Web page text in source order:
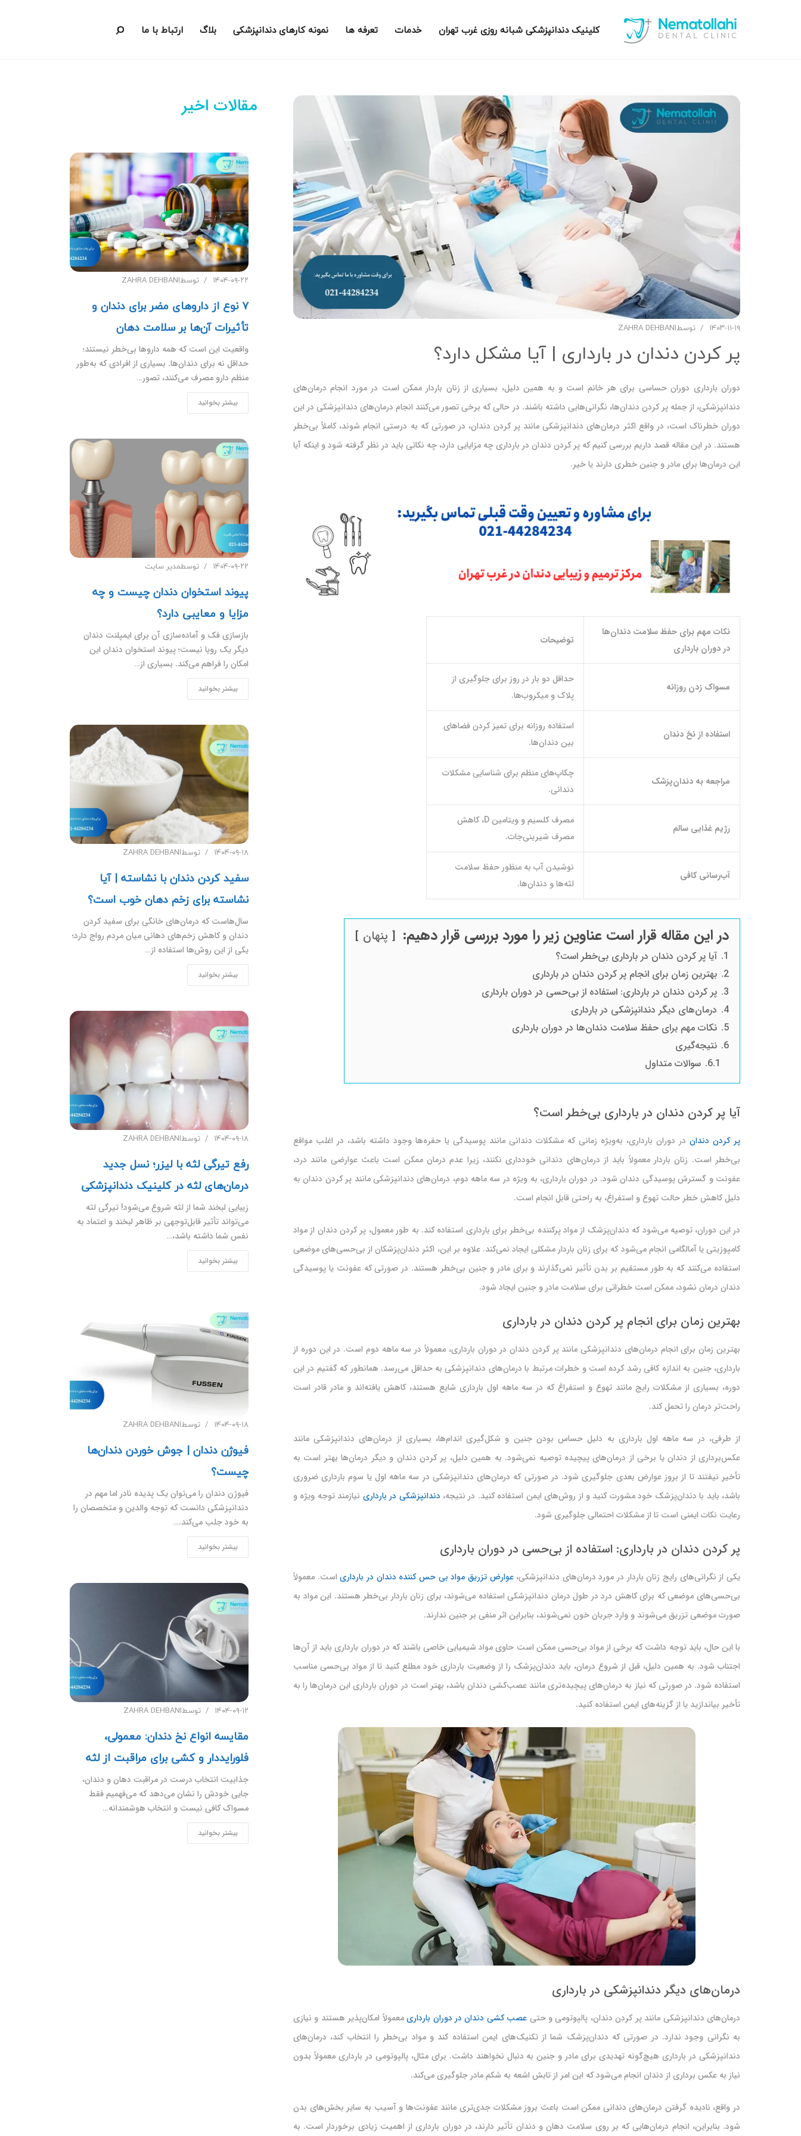
کلینیک دندانپزشکی شبانه روزی غرب تهران خدمات تعرفه ها نمونه کارهای دندانپزشکی بلاگ ارتباط با ما
۱۴۰۳-۱۱-۱۹ توسطZAHRA DEHBANI
پر کردن دندان در بارداری | آیا مشکل دارد؟
دوران بارداری دوران حساسی برای هر خانم است و به همین دلیل، بسیاری از زنان باردار ممکن است در مورد انجام درمان‌های
دندانپزشکی، از جمله پر کردن دندان‌ها، نگرانی‌هایی داشته باشند. در حالی که برخی تصور می‌کنند انجام درمان‌های دندانپزشکی در این
دوران خطرناک است، در واقع اکثر درمان‌های دندانپزشکی مانند پر کردن دندان، در صورتی که به درستی انجام شوند، کاملاً بی‌خطر
هستند. در این مقاله قصد داریم بررسی کنیم که پر کردن دندان در بارداری چه مزایایی دارد، چه نکاتی باید در نظر گرفته شود و اینکه آیا
این درمان‌ها برای مادر و جنین خطری دارند یا خیر.
نکات مهم برای حفظ سلامت دندان‌ها
در دوران بارداری
توضیحات
مسواک زدن روزانه
حداقل دو بار در روز برای جلوگیری از
پلاک و میکروب‌ها.
استفاده از نخ دندان
استفاده روزانه برای تمیز کردن فضاهای
بین دندان‌ها.
مراجعه به دندان‌پزشک
چکاپ‌های منظم برای شناسایی مشکلات
دندانی.
رژیم غذایی سالم
مصرف کلسیم و ویتامین D، کاهش
مصرف شیرینی‌جات.
آب‌رسانی کافی
نوشیدن آب به منظور حفظ سلامت
لثه‌ها و دندان‌ها.
در این مقاله قرار است عناوین زیر را مورد بررسی قرار دهیم: پنهان
1. آیا پر کردن دندان در بارداری بی‌خطر است؟
2. بهترین زمان برای انجام پر کردن دندان در بارداری
3. پر کردن دندان در بارداری: استفاده از بی‌حسی در دوران بارداری
4. درمان‌های دیگر دندانپزشکی در بارداری
5. نکات مهم برای حفظ سلامت دندان‌ها در دوران بارداری
6. نتیجه‌گیری
6.1. سوالات متداول
آیا پر کردن دندان در بارداری بی‌خطر است؟
پر کردن دندان در دوران بارداری، به‌ویژه زمانی که مشکلات دندانی مانند پوسیدگی یا حفره‌ها وجود داشته باشد، در اغلب مواقع
بی‌خطر است. زنان باردار معمولاً باید از درمان‌های دندانی خودداری نکنند، زیرا عدم درمان ممکن است باعث عوارضی مانند درد،
عفونت و گسترش پوسیدگی دندان شود. در دوران بارداری، به ویژه در سه ماهه دوم، درمان‌های دندانپزشکی مانند پر کردن دندان به
دلیل کاهش خطر حالت تهوع و استفراغ، به راحتی قابل انجام است.
در این دوران، توصیه می‌شود که دندان‌پزشک از مواد پرکننده بی‌خطر برای بارداری استفاده کند. به طور معمول، پر کردن دندان از مواد
کامپوزیتی یا آمالگامی انجام می‌شود که برای زنان باردار مشکلی ایجاد نمی‌کند. علاوه بر این، اکثر دندان‌پزشکان از بی‌حسی‌های موضعی
استفاده می‌کنند که به طور مستقیم بر بدن تأثیر نمی‌گذارند و برای مادر و جنین بی‌خطر هستند. در صورتی که عفونت یا پوسیدگی
دندان درمان نشود، ممکن است خطراتی برای سلامت مادر و جنین ایجاد شود.
بهترین زمان برای انجام پر کردن دندان در بارداری
بهترین زمان برای انجام درمان‌های دندانپزشکی مانند پر کردن دندان در دوران بارداری، معمولاً در سه ماهه دوم است. در این دوره از
بارداری، جنین به اندازه کافی رشد کرده است و خطرات مرتبط با درمان‌های دندانپزشکی به حداقل می‌رسد. همانطور که گفتیم در این
دوره، بسیاری از مشکلات رایج مانند تهوع و استفراغ که در سه ماهه اول بارداری شایع هستند، کاهش یافته‌اند و مادر قادر است
راحت‌تر درمان را تحمل کند.
از طرفی، در سه ماهه اول بارداری به دلیل حساس بودن جنین و شکل‌گیری اندام‌ها، بسیاری از درمان‌های دندانپزشکی مانند
عکس‌برداری از دندان یا برخی از درمان‌های پیچیده توصیه نمی‌شود. به همین دلیل، پر کردن دندان و دیگر درمان‌ها بهتر است به
تأخیر نیفتند تا از بروز عوارض بعدی جلوگیری شود. در صورتی که درمان‌های دندانپزشکی در سه ماهه اول یا سوم بارداری ضروری
باشد، باید با دندان‌پزشک خود مشورت کنید و از روش‌های ایمن استفاده کنید. در نتیجه، دندانپزشکی در بارداری نیازمند توجه ویژه و
رعایت نکات ایمنی است تا از مشکلات احتمالی جلوگیری شود.
پر کردن دندان در بارداری: استفاده از بی‌حسی در دوران بارداری
یکی از نگرانی‌های رایج زنان باردار در مورد درمان‌های دندانپزشکی،عوارض تزریق مواد بی حس کننده دندان در بارداریاست. معمولاً
بی‌حسی‌های موضعی که برای کاهش درد در طول درمان دندانپزشکی استفاده می‌شوند، برای زنان باردار بی‌خطر هستند. این مواد به
صورت موضعی تزریق می‌شوند و وارد جریان خون نمی‌شوند، بنابراین اثر منفی بر جنین ندارند.
با این حال، باید توجه داشت که برخی از مواد بی‌حسی ممکن است حاوی مواد شیمیایی خاصی باشند که در دوران بارداری باید از آن‌ها
اجتناب شود. به همین دلیل، قبل از شروع درمان، باید دندان‌پزشک را از وضعیت بارداری خود مطلع کنید تا از مواد بی‌حسی مناسب
استفاده شود. در صورتی که نیاز به درمان‌های پیچیده‌تری مانند عصب‌کشی دندان باشد، بهتر است در دوران بارداری این درمان‌ها را به
تأخیر بیاندازید یا از گزینه‌های ایمن استفاده کنید.
درمان‌های دیگر دندانپزشکی در بارداری
درمان‌های دندانپزشکی مانند پر کردن دندان، پالپوتومی و حتی عصب‌ کشی دندان در دوران بارداریمعمولاً امکان‌پذیر هستند و نیازی
به نگرانی وجود ندارد. در صورتی که دندان‌پزشک شما از تکنیک‌های ایمن استفاده کند و مواد بی‌خطر را انتخاب کند، درمان‌های
دندانپزشکی در بارداری هیچ‌گونه تهدیدی برای مادر و جنین به دنبال نخواهند داشت. برای مثال، پالپوتومی در بارداری معمولاً بدون
نیاز به عکس‌ برداری از دندان انجام می‌شود که این امر از تابش اشعه به شکم مادر جلوگیری می‌کند.
در واقع، نادیده گرفتن درمان‌های دندانی ممکن است باعث بروز مشکلات جدی‌تری مانند عفونت‌ها و آسیب به سایر بخش‌های بدن
شود. بنابراین، انجام درمان‌هایی که بر روی سلامت دهان و دندان تأثیر دارند، در دوران بارداری از اهمیت زیادی برخوردار است. به
مقالات اخیر
۱۴۰۴-۰۹-۲۲ توسطZAHRA DEHBANI
۷ نوع از داروهای مضر برای دندان و
تأثیرات آن‌ها بر سلامت دهان
واقعیت این است که همه داروها بی‌خطر نیستند؛
حداقل نه برای دندان‌ها. بسیاری از افرادی که به‌طور
منظم دارو مصرف می‌کنند، تصور…
بیشتر بخوانید
۱۴۰۴-۰۹-۲۲ توسطمدیر سایت
پیوند استخوان دندان چیست و چه
مزایا و معایبی دارد؟
بازسازی فک و آماده‌سازی آن برای ایمپلنت دندان
دیگر یک رویا نیست؛ پیوند استخوان دندان این
امکان را فراهم می‌کند. بسیاری از…
بیشتر بخوانید
۱۴۰۴-۰۹-۱۸ توسطZAHRA DEHBANI
سفید کردن دندان با نشاسته | آیا
نشاسته برای زخم دهان خوب است؟
سال‌هاست که درمان‌های خانگی برای سفید کردن
دندان و کاهش زخم‌های دهانی میان مردم رواج دارد؛
یکی از این روش‌ها استفاده از…
بیشتر بخوانید
۱۴۰۴-۰۹-۱۸ توسطZAHRA DEHBANI
رفع تیرگی لثه با لیزر؛ نسل جدید
درمان‌های لثه در کلینیک دندانپزشکی
زیبایی لبخند شما از لثه شروع می‌شود! تیرگی لثه
می‌تواند تأثیر قابل‌توجهی بر ظاهر لبخند و اعتماد به
نفس شما داشته باشد،…
بیشتر بخوانید
۱۴۰۴-۰۹-۱۸ توسطZAHRA DEHBANI
فیوژن دندان | جوش خوردن دندان‌ها
چیست؟
فیوژن دندان را می‌توان یک پدیده نادر اما مهم در
دندانپزشکی دانست که توجه والدین و متخصصان را
به خود جلب می‌کند.…
بیشتر بخوانید
۱۴۰۴-۰۹-۱۲ توسطZAHRA DEHBANI
مقایسه انواع نخ دندان: معمولی،
فلورایددار و کشی برای مراقبت از لثه
جذابیت انتخاب درست در مراقبت دهان و دندان،
جایی خودش را نشان می‌دهد که می‌فهمیم فقط
مسواک کافی نیست و انتخاب هوشمندانه…
بیشتر بخوانید